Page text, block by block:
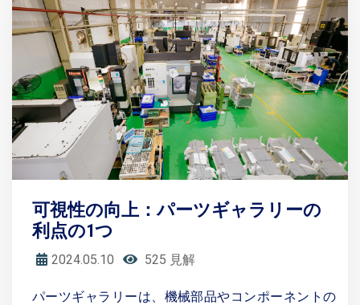
可視性の向上：パーツギャラリーの
利点の1つ
2024.05.10 525 見解
パーツギャラリーは、機械部品やコンポーネントの